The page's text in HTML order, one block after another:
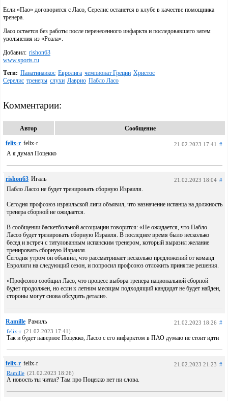
Если «Пао» договорится с Ласо, Серелис останется в клубе в качестве помощника
тренера.
Ласо остается без работы после перенесенного инфаркта и последовавшего затем
увольнения из «Реала».
Добавил: rishon63
www.sports.ru
Теги: Панатинаикос Евролига чемпионат Греции Христос
Серелис тренеры слухи Лаврио Пабло Ласо
Комментарии:
Автор Сообщение
felix-r felix-r 21.02.2023 17:41 #
А я думал Поцекко
rishon63 Игаль 21.02.2023 18:04 #
Пабло Лассо не будет тренировать сборную Израиля.
Сегодня профсоюз израильской лиги объявил, что назначение испанца на должность
тренера сборной не ожидается.
В сообщении баскетбольной ассоциации говорится: «Не ожидается, что Пабло
Лассо будет тренировать сборную Израиля. В последнее время было несколько
бесед и встреч с титулованным испанским тренером, который выразил желание
тренировать сборную Израиля.
Сегодня утром он объявил, что рассматривает несколько предложений от команд
Евролиги на следующий сезон, и попросил профсоюз отложить принятие решения.
«Профсоюз сообщил Ласо, что процесс выбора тренера национальной сборной
будет продолжен, но если к летним месяцам подходящий кандидат не будет найден,
стороны могут снова обсудить детали».
Ramille Рамиль 21.02.2023 18:26 #
felix-r (21.02.2023 17:41)
Так и будет наверное Поцекко, Лассо с его инфарктом в ПАО думаю не стоит идти
felix-r felix-r 21.02.2023 21:23 #
Ramille (21.02.2023 18:26)
А новость ты читал? Там про Поцекко нет ни слова.